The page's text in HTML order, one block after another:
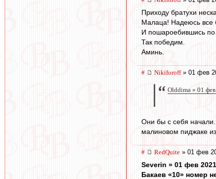
Приходу братухи
Малаца! Надеюсь все
И пошароебившись по
Так победим.
Аминь.
# Nikiforoff» 01 фев
Olddima » 01
Они бы с себя
малиновом пиджаке
# RedQuite » 01 фев
Severin » 01 фев
Бакаев «10» номер